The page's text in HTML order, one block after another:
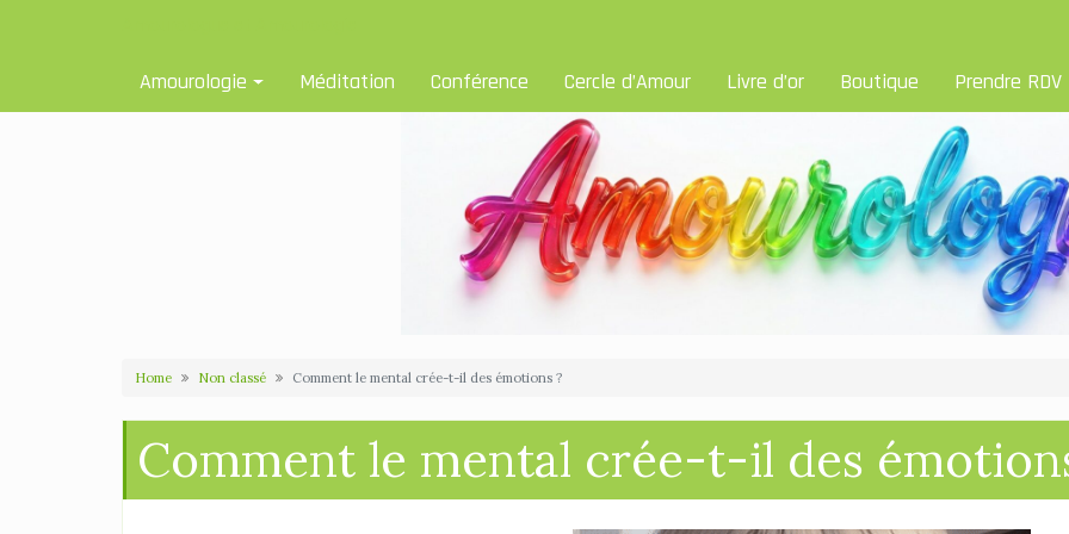
Amourologie Méditation Conférence Cercle d’Amour Livre d’or Boutique Prendre RDV
Home Non classé Comment le mental crée-t-il des émotions ?
Comment le mental crée-t-il des